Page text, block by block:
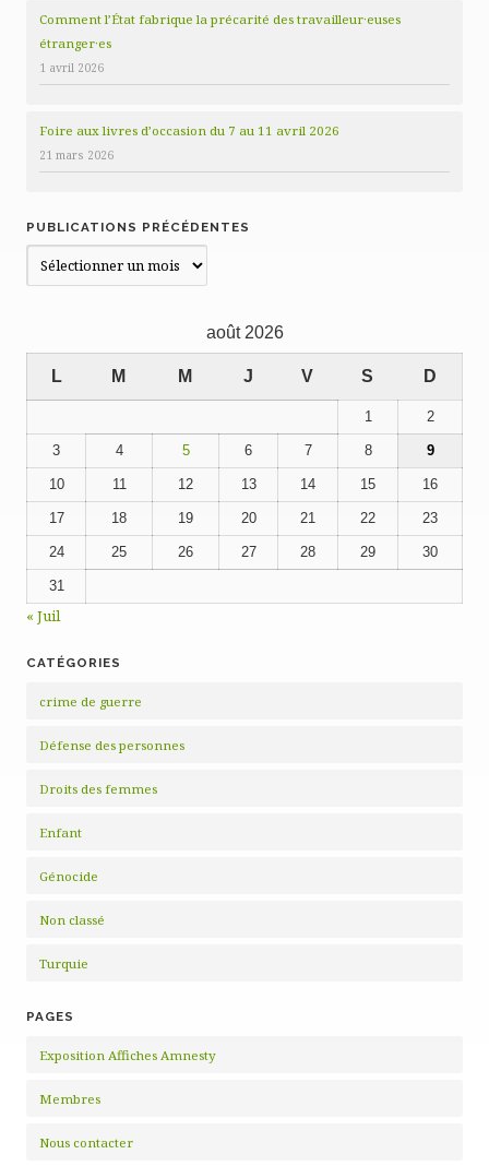
Comment l’État fabrique la précarité des travailleur·euses
étranger·es
1 avril 2026
Foire aux livres d’occasion du 7 au 11 avril 2026
21 mars 2026
PUBLICATIONS PRÉCÉDENTES
Publications
août 2026
L M M J V S D
1 2
3 4 5 6 7 8 9
10 11 12 13 14 15 16
17 18 19 20 21 22 23
24 25 26 27 28 29 30
31
« Juil
CATÉGORIES
crime de guerre
Défense des personnes
Droits des femmes
Enfant
Génocide
Non classé
Turquie
PAGES
Exposition Affiches Amnesty
Membres
Nous contacter